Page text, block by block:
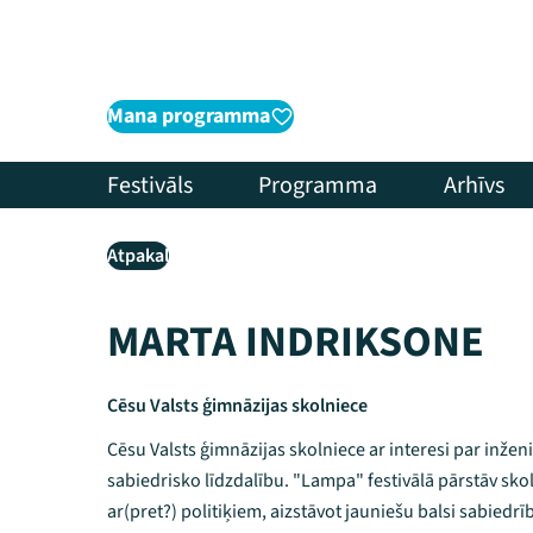
Mana programma
Festivāls Programma Arhīvs
Atpakaļ
MARTA INDRIKSONE
Cēsu Valsts ģimnāzijas skolniece
Cēsu Valsts ģimnāzijas skolniece ar interesi par
sabiedrisko līdzdalību. "Lampa" festivālā pārstāv
ar(pret?) politiķiem, aizstāvot jauniešu balsi